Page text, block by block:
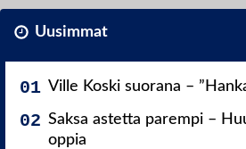
Uusimmat
Ville Koski suorana –
Saksa astetta parempi –
oppia